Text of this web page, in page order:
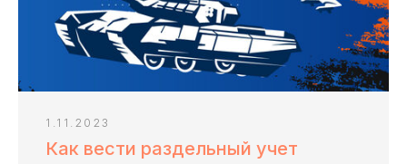
1.11.2023
Как вести раздельный учет
Перезвоним в течение 20 минут
Казначейское сопровождение